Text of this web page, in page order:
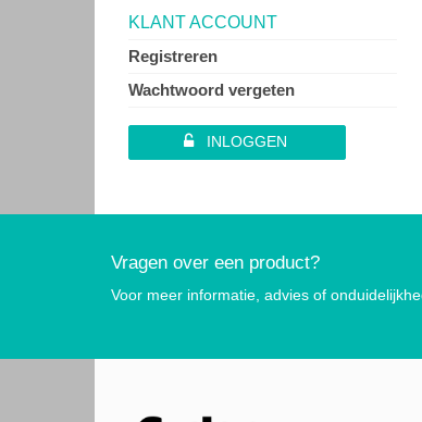
KLANT ACCOUNT
Registreren
Wachtwoord vergeten
INLOGGEN
Vragen over een product?
Voor meer informatie, advies of